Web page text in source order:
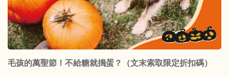
毛孩的萬聖節！不給糖就搗蛋？（文末索取限定折扣碼）